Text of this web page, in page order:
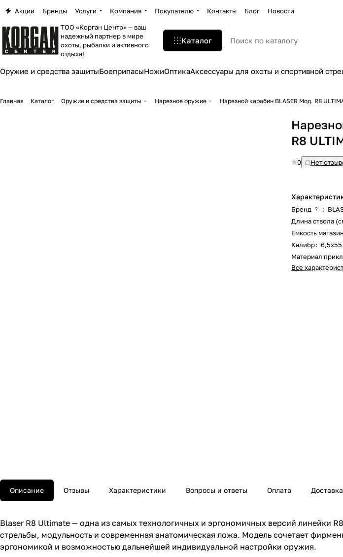
Акции Бренды Услуги Компания Покупателю Контакты Блог Новости
ТОО «Корган Центр» — ваш
надежный партнер в мире
охоты, рыбалки и активного
отдыха!
Каталог
Оружие и средства защитыБоеприпасыНожиОптикаАксессуары для охоты и спортивной
Главная Каталог Оружие и средства защиты Нарезное оружие Нарезной карабин BLASER Мод. R8
R8
0 Нет
Бренд ? :
Длина ствола
Емкость
Калибр: 6,5x55
Материал
Все
Описание Отзывы Характеристики Вопросы и ответы Оплата Доставка
Blaser R8 Ultimate — одна из самых технологичных и эргономичных версий линейки
стрельбы, модульность и современная анатомическая ложа. Модель сочетает
эргономикой и возможностью дальнейшей индивидуальной настройки оружия.